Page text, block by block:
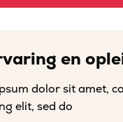
en
dolor sit amet,
elit, sed do